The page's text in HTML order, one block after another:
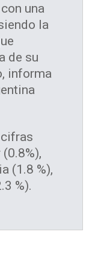
una
la
de su
informa
cifras
(1.8 %),
%).